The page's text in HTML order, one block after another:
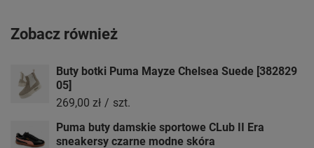
Zobacz również
Buty botki Puma Mayze Chelsea Suede [382829
05]
269,00 zł / szt.
Puma buty damskie sportowe CLub II Era
sneakersy czarne modne skóra